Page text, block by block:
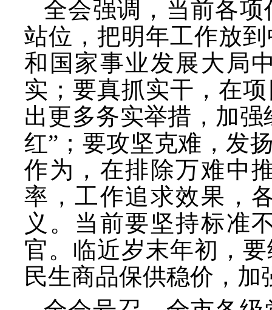
全会强调，当前各
站位，把明年工作放
和国家事业发展大局
实；要真抓实干，在
出更多务实举措，加
红”；要攻坚克难，发
作为，在排除万难中
率，工作追求效果，
义。当前要坚持标准
官。临近岁末年初，
民生商品保供稳价，